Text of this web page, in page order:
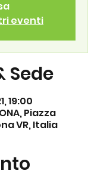
eventi
Sede
19:00
Piazza
VR, Italia